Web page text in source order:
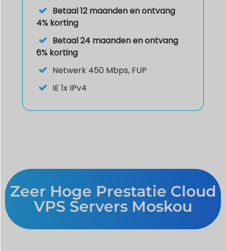
Betaal 12 maanden en ontvang
4% korting
Betaal 24 maanden en ontvang
6% korting
Netwerk 450 Mbps, FUP
IE 1x IPv4
Zeer Hoge Prestatie Cloud
VPS Servers Moskou